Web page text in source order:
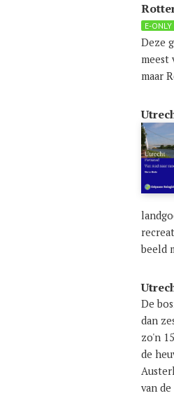
E-ONLY
Deze
meest
maar
beeld
De
dan
zo'n
de
van